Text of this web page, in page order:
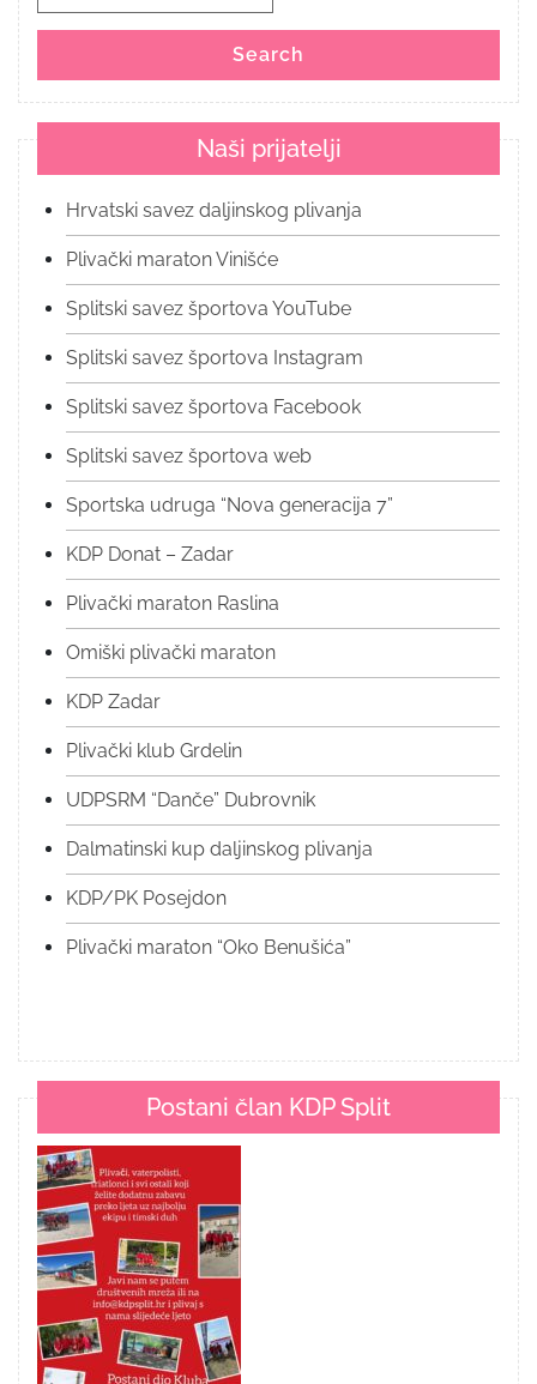
Search
Naši prijatelji
Hrvatski savez daljinskog plivanja
Plivački maraton Vinišće
Splitski savez športova YouTube
Splitski savez športova Instagram
Splitski savez športova Facebook
Splitski savez športova web
Sportska udruga “Nova generacija 7”
KDP Donat – Zadar
Plivački maraton Raslina
Omiški plivački maraton
KDP Zadar
Plivački klub Grdelin
UDPSRM “Danče” Dubrovnik
Dalmatinski kup daljinskog plivanja
KDP/PK Posejdon
Plivački maraton “Oko Benušića”
Postani član KDP Split